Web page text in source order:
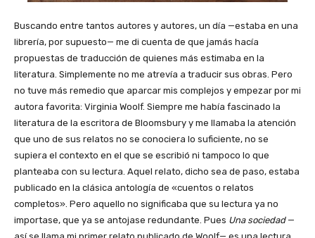
Buscando entre tantos autores y autores, un día —estaba en una
librería, por supuesto— me di cuenta de que jamás hacía
propuestas de traducción de quienes más estimaba en la
literatura. Simplemente no me atrevía a traducir sus obras. Pero
no tuve más remedio que aparcar mis complejos y empezar por mi
autora favorita: Virginia Woolf. Siempre me había fascinado la
literatura de la escritora de Bloomsbury y me llamaba la atención
que uno de sus relatos no se conociera lo suficiente, no se
supiera el contexto en el que se escribió ni tampoco lo que
planteaba con su lectura. Aquel relato, dicho sea de paso, estaba
publicado en la clásica antología de «cuentos o relatos
completos». Pero aquello no significaba que su lectura ya no
importase, que ya se antojase redundante. Pues Una sociedad—